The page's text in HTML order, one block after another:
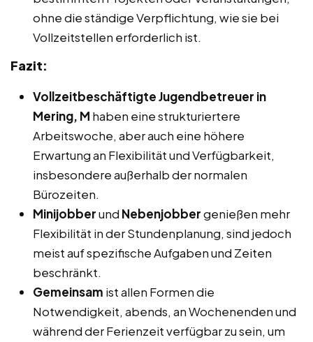
ohne die ständige Verpflichtung, wie sie bei
Vollzeitstellen erforderlich ist.
Fazit:
Vollzeitbeschäftigte Jugendbetreuer in
Mering, M haben eine strukturiertere
Arbeitswoche, aber auch eine höhere
Erwartung an Flexibilität und Verfügbarkeit,
insbesondere außerhalb der normalen
Bürozeiten.
Minijobberund Nebenjobbergenießen mehr
Flexibilität in der Stundenplanung, sind jedoch
meist auf spezifische Aufgaben und Zeiten
beschränkt.
Gemeinsam ist allen Formen die
Notwendigkeit, abends, an Wochenenden und
während der Ferienzeit verfügbar zu sein, um